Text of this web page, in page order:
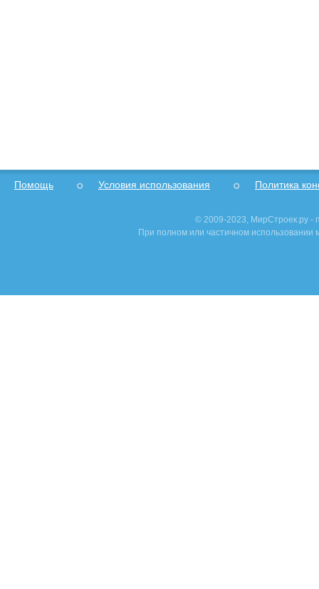
Помощь Условия использования Политика
© 2009-2023, МирСтроек.ру -
При полном или частичном использовании